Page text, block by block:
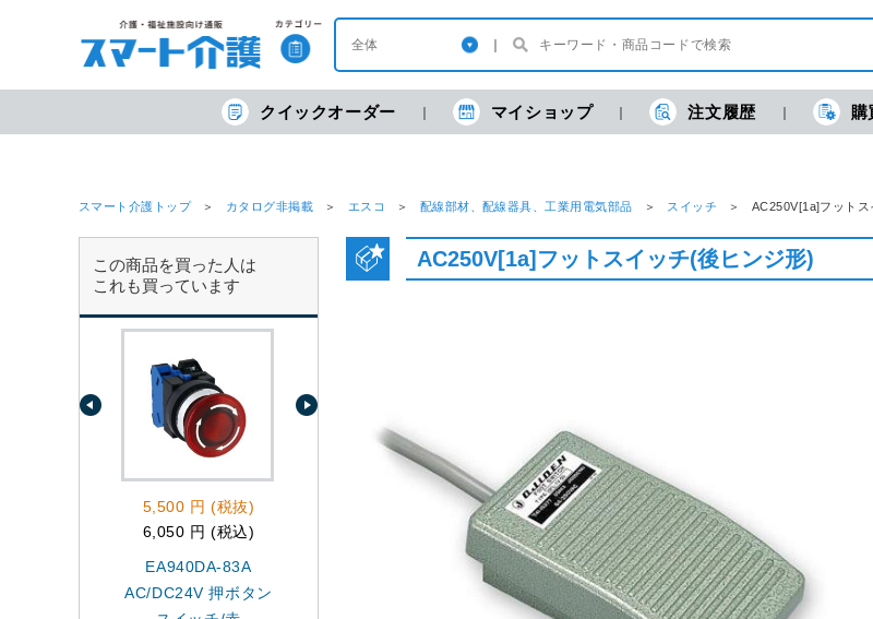
クイックオーダー マイショップ 注文履歴 購
スマート介護トップ カタログ非掲載 エスコ 配線部材、配線器具、工業用電気部品 スイッチ AC250V[1a]フット
この商品を買った人は
これも買っています
5,500 円 (税抜)
6,050 円 (税込)
EA940DA-83A
AC/DC24V 押ボタン
1,460 円 (税抜)
1,606 円 (税込)
125V/15Aプッシュス
3,130 円 (税抜)
3,443 円 (税込)
EA940DA-14 3ノッ
チセレクタ-スイッチ
6.5mm用トグ
AC250V[1a]フットスイッチ(後ヒンジ形)